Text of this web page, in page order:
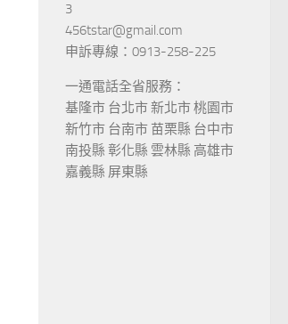
3
456tstar@gmail.com
申訴專線：0913-258-225
一通電話全省服務：
基隆市 台北市 新北市 桃園市
新竹市 台南市 苗栗縣 台中市
南投縣 彰化縣 雲林縣 高雄市
嘉義縣 屏東縣